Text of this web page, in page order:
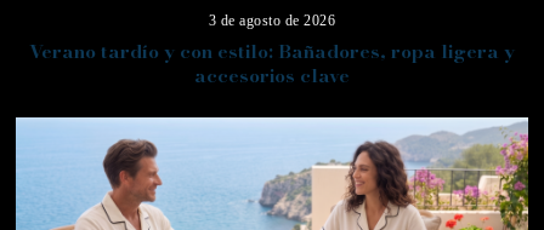
3 de agosto de 2026
Verano tardío y con estilo: Bañadores, ropa ligera y
accesorios clave